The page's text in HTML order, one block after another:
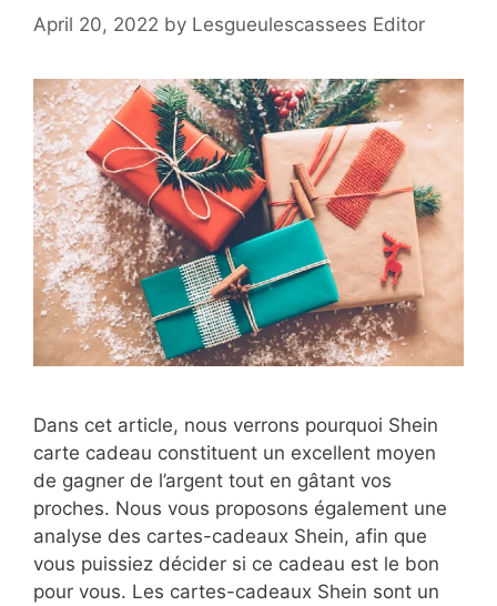
April 20, 2022 by Lesgueulescassees Editor
Dans cet article, nous verrons pourquoi Shein
carte cadeau constituent un excellent moyen
de gagner de l’argent tout en gâtant vos
proches. Nous vous proposons également une
analyse des cartes-cadeaux Shein, afin que
vous puissiez décider si ce cadeau est le bon
pour vous. Les cartes-cadeaux Shein sont un